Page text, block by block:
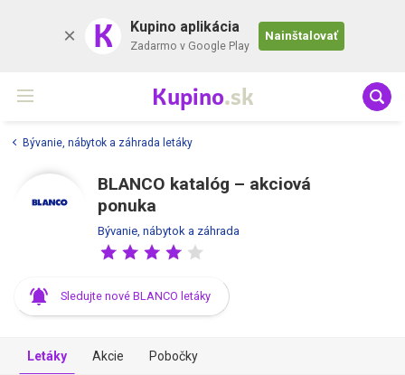
K Kupino aplikácia
Zadarmo v Google Play
Nainštalovať
Kupino.sk
Bývanie, nábytok a záhrada letáky
BLANCO katalóg – akciová
ponuka
Bývanie, nábytok a záhrada
Sledujte nové BLANCO letáky
Letáky Akcie Pobočky